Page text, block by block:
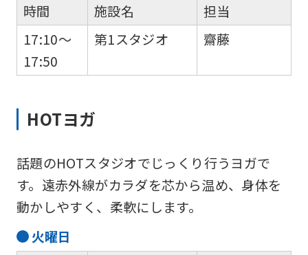
時間
17:10～
17:50
施設名
第1スタジオ
担当
齋藤
HOTヨガ
話題のHOTスタジオでじっくり行うヨガで
す。遠赤外線がカラダを芯から温め、身体を
動かしやすく、柔軟にします。
火曜日